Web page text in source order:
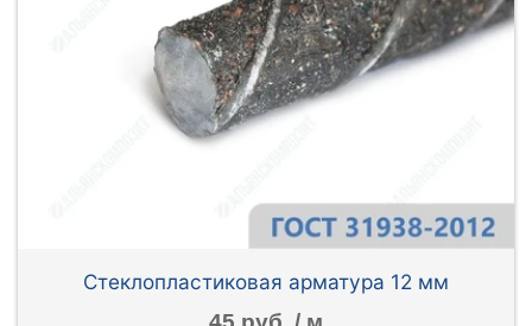
Стеклопластиковая арматура 12 мм